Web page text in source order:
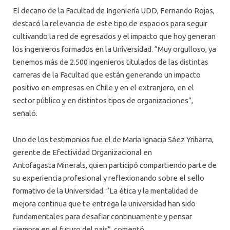
El decano de la Facultad de Ingeniería UDD, Fernando Rojas,
destacó la relevancia de este tipo de espacios para seguir
cultivando la red de egresados y el impacto que hoy generan
los ingenieros formados en la Universidad. “Muy orgulloso, ya
tenemos más de 2.500 ingenieros titulados de las distintas
carreras de la Facultad que están generando un impacto
positivo en empresas en Chile y en el extranjero, en el
sector público y en distintos tipos de organizaciones”,
señaló.
Uno de los testimonios fue el de María Ignacia Sáez Yribarra,
gerente de Efectividad Organizacional en
Antofagasta Minerals, quien participó compartiendo parte de
su experiencia profesional y reflexionando sobre el sello
formativo de la Universidad. “La ética y la mentalidad de
mejora continua que te entrega la universidad han sido
fundamentales para desafiar continuamente y pensar